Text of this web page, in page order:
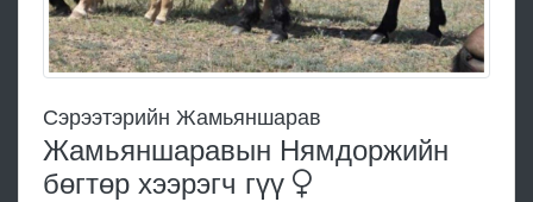
Сэрээтэрийн Жамьяншарав
Жамьяншаравын Нямдоржийн
бөгтөр хээрэгч гүү